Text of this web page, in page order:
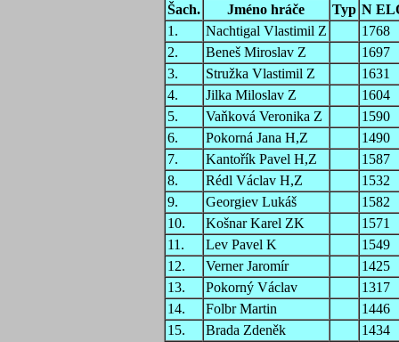
Šach. Jméno hráče Typ N
1.
Nachtigal Vlastimil Z
1768
2.
Beneš Miroslav Z
1697
3.
Stružka Vlastimil Z
1631
4.
Jilka Miloslav Z
1604
5.
Vaňková Veronika Z
1590
6.
Pokorná Jana H,Z
1490
7.
Kantořík Pavel H,Z
1587
8.
Rédl Václav H,Z
1532
9.
Georgiev Lukáš
1582
10.
Košnar Karel ZK
1571
11.
Lev Pavel K
1549
12.
Verner Jaromír
1425
13.
Pokorný Václav
1317
14.
Folbr Martin
1446
15.
Brada Zdeněk
1434